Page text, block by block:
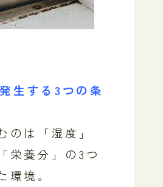
生する3つの条
のは「湿度」
栄養分」の3つ
環境。